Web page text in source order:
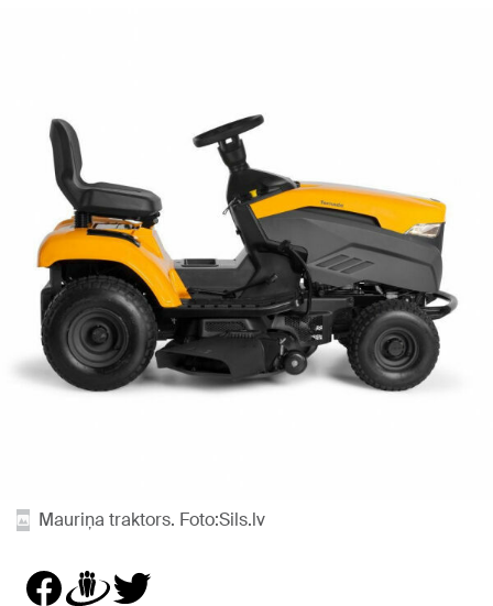
Mauriņa traktors. Foto:Sils.lv